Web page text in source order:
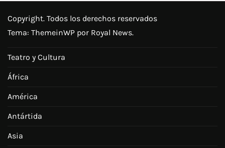
Copyright. Todos los derechos reservados
Tema: ThemeinWP por Royal News.
Teatro y Cultura
África
América
Antártida
Asia